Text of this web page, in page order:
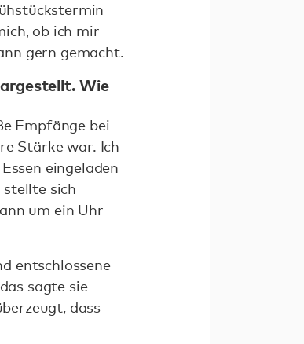
ob ich mir
gern gemacht.
Wie
Empfänge bei
Stärke war. Ich
eingeladen
stellte sich
um ein Uhr
entschlossene
sagte sie
dass